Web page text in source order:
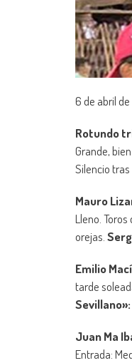
6 de abril
Rotundo
Grande,
Silencio tras
Mauro
Lleno.
orejas.
Emilio
tarde
Sevillano»:
Juan Ma
Entrada: